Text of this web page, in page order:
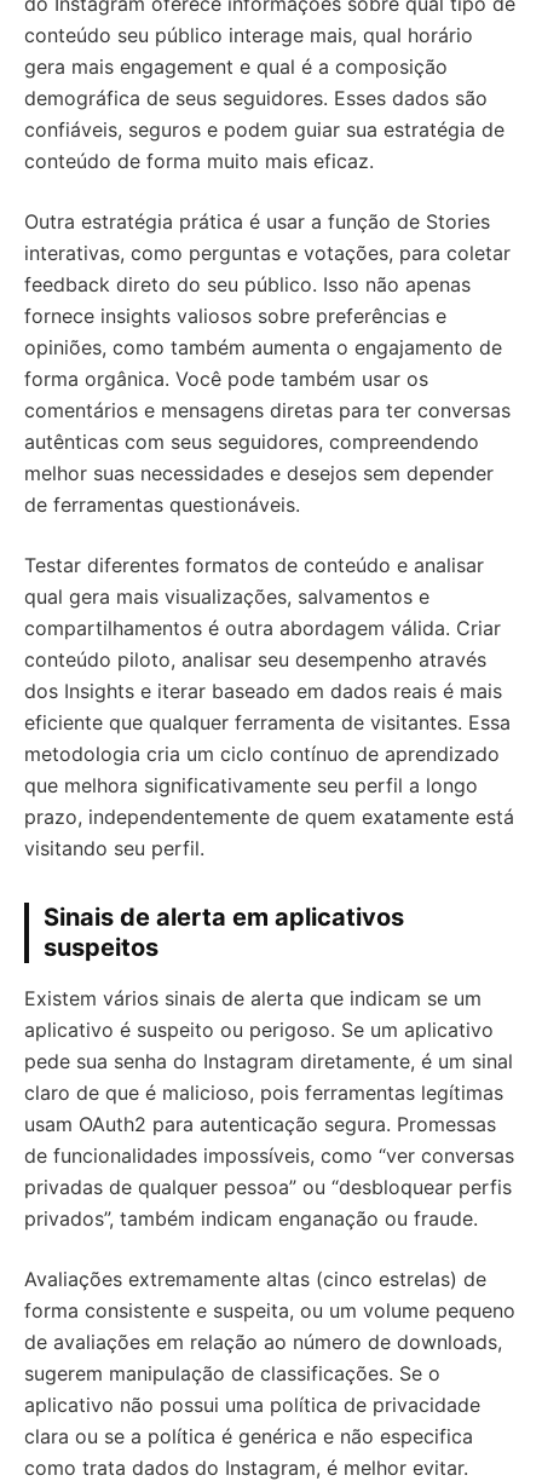
conteúdo seu público interage mais, qual horário
gera mais engagement e qual é a composição
demográfica de seus seguidores. Esses dados são
confiáveis, seguros e podem guiar sua estratégia de
conteúdo de forma muito mais eficaz.
Outra estratégia prática é usar a função de Stories
interativas, como perguntas e votações, para coletar
feedback direto do seu público. Isso não apenas
fornece insights valiosos sobre preferências e
opiniões, como também aumenta o engajamento de
forma orgânica. Você pode também usar os
comentários e mensagens diretas para ter conversas
autênticas com seus seguidores, compreendendo
melhor suas necessidades e desejos sem depender
de ferramentas questionáveis.
Testar diferentes formatos de conteúdo e analisar
qual gera mais visualizações, salvamentos e
compartilhamentos é outra abordagem válida. Criar
conteúdo piloto, analisar seu desempenho através
dos Insights e iterar baseado em dados reais é mais
eficiente que qualquer ferramenta de visitantes. Essa
metodologia cria um ciclo contínuo de aprendizado
que melhora significativamente seu perfil a longo
prazo, independentemente de quem exatamente está
visitando seu perfil.
Sinais de alerta em aplicativos
suspeitos
Existem vários sinais de alerta que indicam se um
aplicativo é suspeito ou perigoso. Se um aplicativo
pede sua senha do Instagram diretamente, é um sinal
claro de que é malicioso, pois ferramentas legítimas
usam OAuth2 para autenticação segura. Promessas
de funcionalidades impossíveis, como “ver conversas
privadas de qualquer pessoa” ou “desbloquear perfis
privados”, também indicam enganação ou fraude.
Avaliações extremamente altas (cinco estrelas) de
forma consistente e suspeita, ou um volume pequeno
de avaliações em relação ao número de downloads,
sugerem manipulação de classificações. Se o
aplicativo não possui uma política de privacidade
clara ou se a política é genérica e não especifica
como trata dados do Instagram, é melhor evitar.